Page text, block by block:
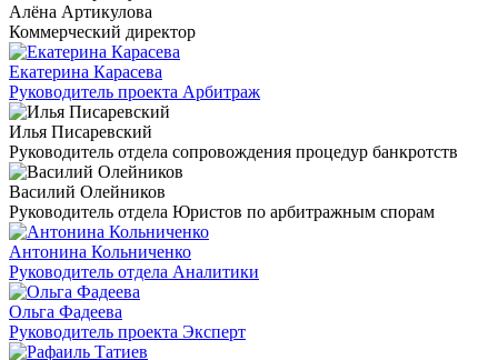
Алёна Артикулова
Коммерческий директор
Екатерина Карасева
Руководитель проекта Арбитраж
Илья Писаревский
Руководитель отдела сопровождения процедур банкротств
Василий Олейников
Руководитель отдела Юристов по арбитражным спорам
Антонина Кольниченко
Руководитель отдела Аналитики
Ольга Фадеева
Руководитель проекта Эксперт